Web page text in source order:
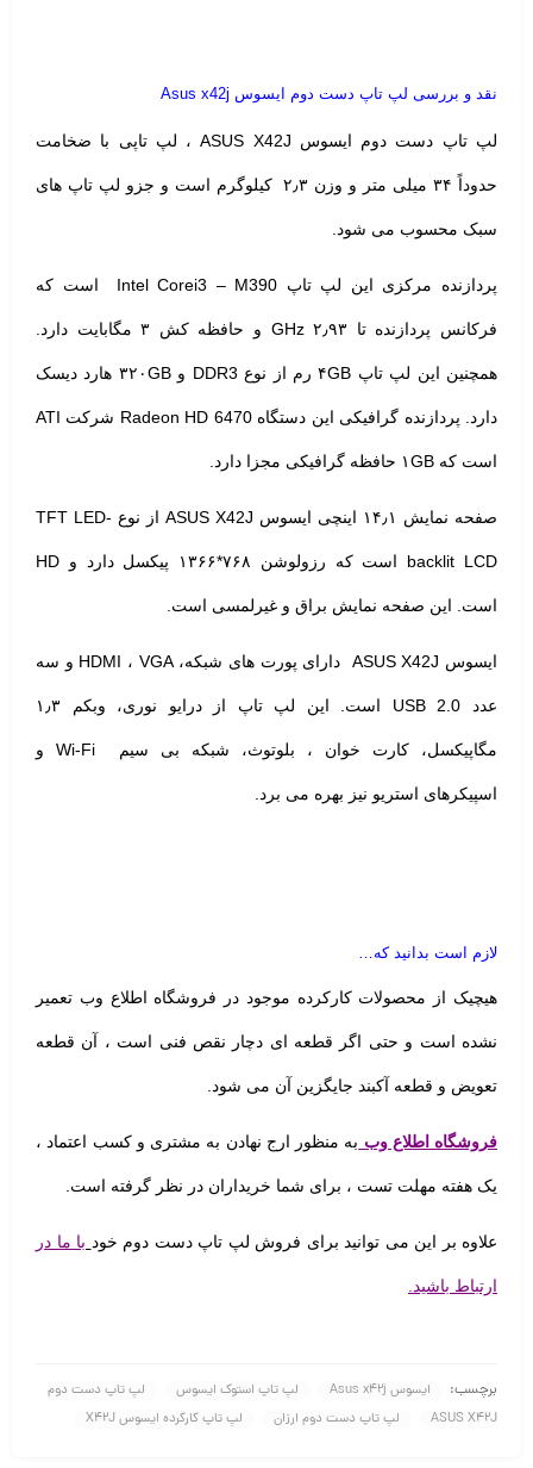
نقد و بررسی لپ تاپ دست دوم ایسوس Asus x42j
لپ تاپ دست دوم ایسوس ASUS X42J ، لپ تاپی با ضخامت
حدوداً ۳۴ میلی متر و وزن ۲٫۳ کیلوگرم است و جزو لپ تاپ های
سبک محسوب می شود.
پردازنده مرکزی این لپ تاپ Intel Core i3 – M390 است که
فرکانس پردازنده تا ۲٫۹۳ GHz و حافظه کش ۳ مگابایت دارد.
همچنین این لپ تاپ ۴GB رم از نوع DDR3 و ۳۲۰GB هارد دیسک
دارد. پردازنده گرافیکی این دستگاه Radeon HD 6470 شرکت ATI
است که ۱GB حافظه گرافیکی مجزا دارد.
صفحه نمایش ۱۴٫۱ اینچی ایسوس ASUS X42J از نوع TFT LED-
backlit LCD است که رزولوشن ۷۶۸*۱۳۶۶ پیکسل دارد و HD
است. این صفحه نمایش براق و غیرلمسی است.
ایسوس ASUS X42J دارای پورت های شبکه، HDMI ، VGA و سه
عدد USB 2.0 است. این لپ تاپ از درایو نوری، وبکم ۱٫۳
مگاپیکسل، کارت خوان ، بلوتوث، شبکه بی سیم Wi-Fi و
اسپیکرهای استریو نیز بهره می برد.
لازم است بدانید که…
هیچیک از محصولات کارکرده موجود در فروشگاه اطلاع وب تعمیر
نشده است و حتی اگر قطعه ای دچار نقص فنی است ، آن قطعه
تعویض و قطعه آکبند جایگزین آن می شود.
فروشگاه اطلاع وب به منظور ارج نهادن به مشتری و کسب اعتماد ،
یک هفته مهلت تست ، برای شما خریداران در نظر گرفته است.
علاوه بر این می توانید برای فروش لپ تاپ دست دوم خود با ما در
ارتباط باشید.
برچسب: ایسوس Asus x42j لپ تاپ استوک ایسوس
لپ تاپ دست دوم
ASUS X42J
لپ تاپ دست دوم ارزان لپ تاپ کارکرده ایسوس X42J